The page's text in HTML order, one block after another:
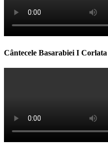
Cântecele Basarabiei I Corlata